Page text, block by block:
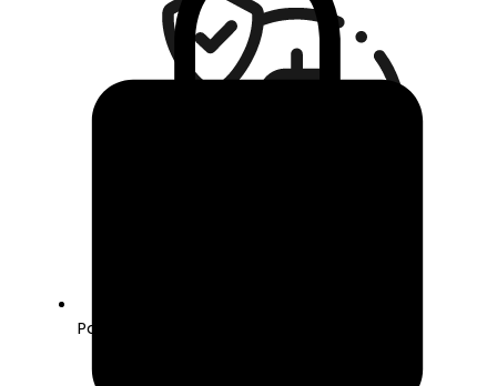
Pago seguro con Tarjeta o Bizum